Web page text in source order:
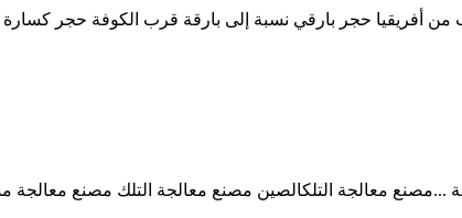
...مصنع معالجة التلكالصين مصنع معالجة التلك مصنع